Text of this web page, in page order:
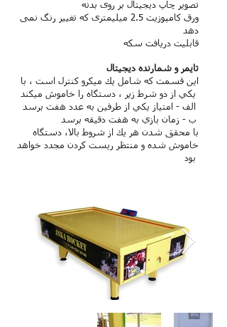
تصویر چاپ دیجیتال بر روی بدنه
ورق کامپوزیت 2.5 میلیمتری که تغییر رنگ نمی
دهد
قابلیت دریافت سکه
تایمر و شمارنده دیجیتال
اين قسمت كه شامل يك ميكرو كنترل است ، با
با محقق شدن هر يك از شروط بالا، دستگاه
خاموش شده و منتظر ريست كردن مجدد خواهد